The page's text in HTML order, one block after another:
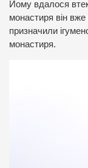
Йому вдалося
монастиря він
призначили
монастиря.